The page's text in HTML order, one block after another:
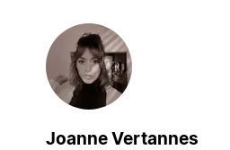
Joanne Vertannes